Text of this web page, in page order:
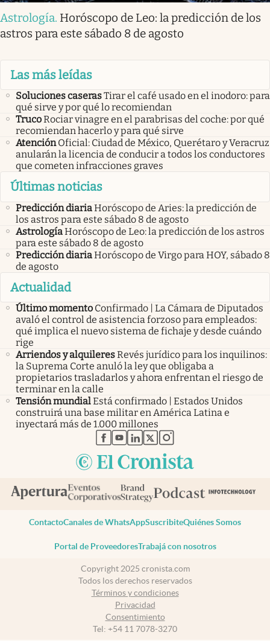
Astrología. Horóscopo de Leo: la predicción de los
astros para este sábado 8 de agosto
Las más leídas
Soluciones caserasTirar el café usado en el inodoro: para
qué sirve y por qué lo recomiendan
TrucoRociar vinagre en el parabrisas del coche: por qué
recomiendan hacerlo y para qué sirve
Atención Oficial: Ciudad de México, Querétaro y Veracruz
anularán la licencia de conducir a todos los conductores
que cometen infracciones graves
Últimas noticias
Predicción diariaHoróscopo de Aries: la predicción de
los astros para este sábado 8 de agosto
AstrologíaHoróscopo de Leo: la predicción de los astros
para este sábado 8 de agosto
Predicción diariaHoróscopo de Virgo para HOY, sábado 8
de agosto
Actualidad
Último momento Confirmado | La Cámara de Diputados
avaló el control de asistencia forzoso para empleados:
qué implica el nuevo sistema de fichaje y desde cuándo
rige
Arriendos y alquileresRevés jurídico para los inquilinos:
la Suprema Corte anuló la ley que obligaba a
propietarios trasladarlos y ahora enfrentan el riesgo de
terminar en la calle
Tensión mundialEstá confirmado | Estados Unidos
construirá una base militar en América Latina e
inyectará más de 1.000 millones
abre en nueva pestaña
abre en nueva pestaña
abre en nueva pestaña
abre en nueva pestaña
abre en nueva pestaña
ContactoCanales de WhatsAppSuscribiteQuiénes Somos
Portal de ProveedoresTrabajá con nosotros
Copyright 2025 cronista.com
Todos los derechos reservados
Términos y condiciones
Privacidad
Consentimiento
Tel: +54 11 7078-3270